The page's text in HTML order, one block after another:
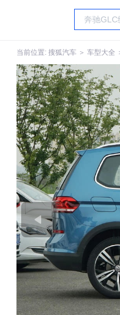
当前位置: 搜狐汽车 ＞ 车型大全